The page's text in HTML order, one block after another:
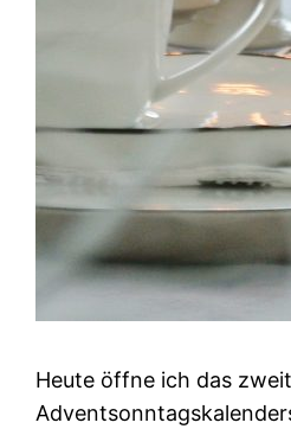
Heute öffne ich das